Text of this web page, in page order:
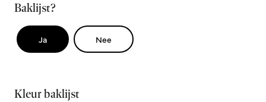
Baklijst?
Ja Nee
Kleur baklijst